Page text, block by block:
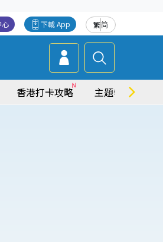
繁简
下載 App
心
香港打卡攻略 主題特集